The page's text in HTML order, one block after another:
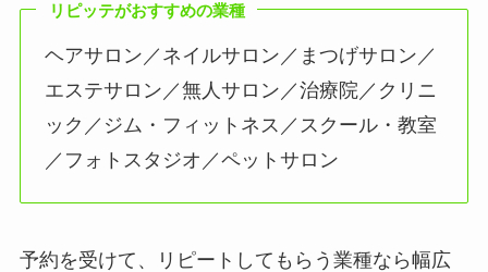
リピッテがおすすめの業種
ヘアサロン／ネイルサロン／まつげサロン／
エステサロン／無人サロン／治療院／クリニ
ック／ジム・フィットネス／スクール・教室
／フォトスタジオ／ペットサロン
予約を受けて、リピートしてもらう業種なら幅広